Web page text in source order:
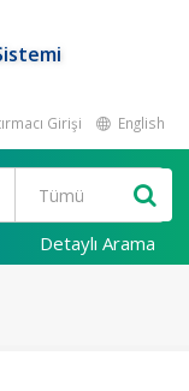
Girişi English
Detaylı Arama